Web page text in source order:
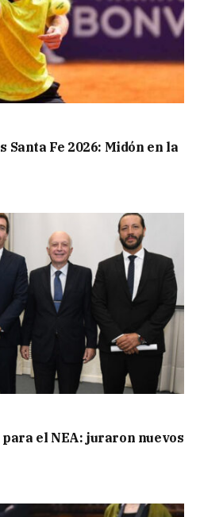
Santa Fe 2026: Midón en la
el NEA: juraron nuevos